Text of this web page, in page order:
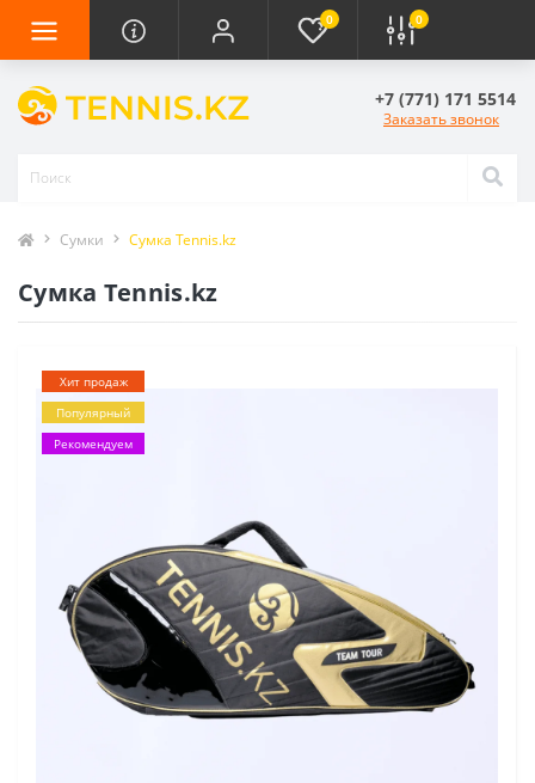
0 0
+7 (771) 171 5514
Заказать звонок
Сумки Сумка Tennis.kz
Сумка Tennis.kz
Хит продаж
Популярный
Рекомендуем